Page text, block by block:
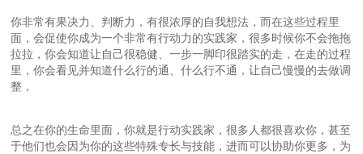
你非常有果决力、判断力，有很浓厚的自我想法，而在这些过程里
面，会促使你成为一个非常有行动力的实践家，很多时候你不会拖拖
拉拉，你会知道让自己很稳健、一步一脚印很踏实的走，在走的过程
里，你会看见并知道什么行的通、什么行不通，让自己慢慢的去做调
整，
总之在你的生命里面，你就是行动实践家，很多人都很喜欢你，甚至
于他们也会因为你的这些特殊专长与技能，进而可以协助你更多，为